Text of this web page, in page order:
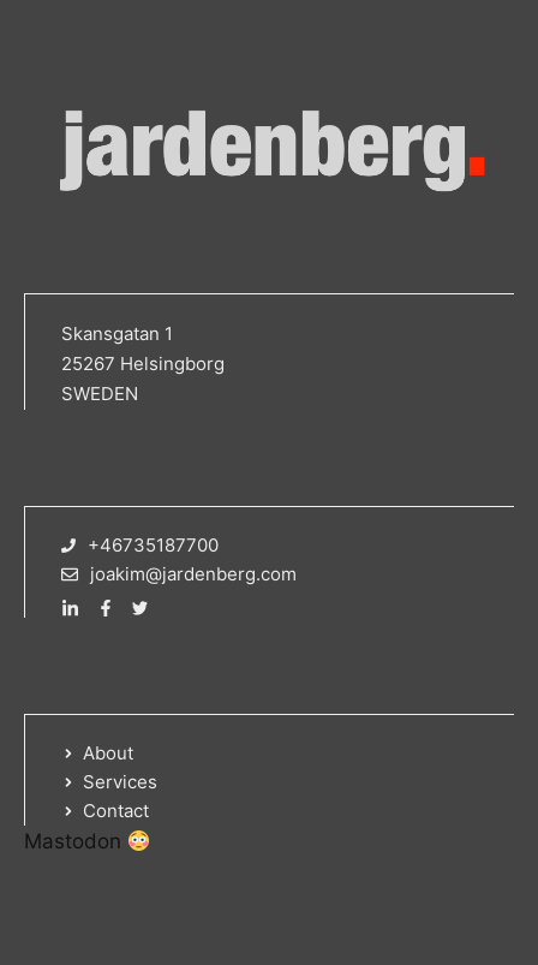
Skansgatan 1
25267 Helsingborg
SWEDEN
+46735187700
joakim@jardenberg.com
About
Services
Contact
Mastodon